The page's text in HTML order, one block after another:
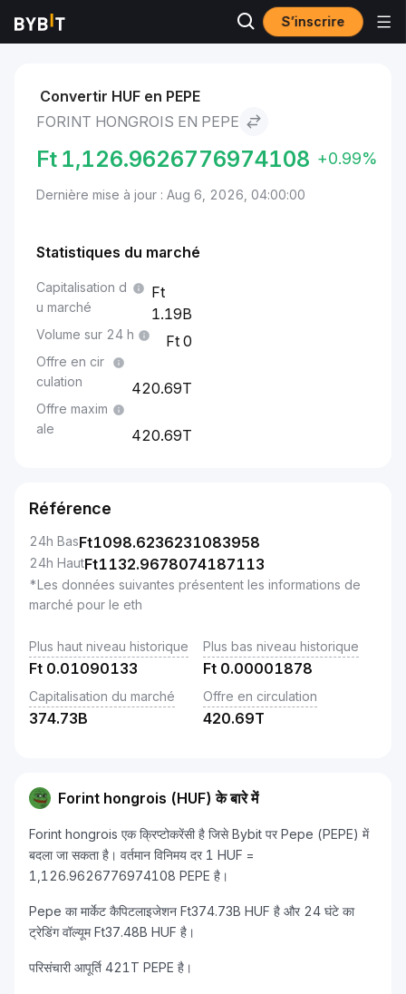
S’inscrire
Marchés Forint hongrois to Pepe
Convertir HUF en PEPE
FORINT HONGROIS EN PEPE
Ft 1,126.9626776974108 +0.99%
Dernière mise à jour : Aug 6, 2026, 04:00:00
Statistiques du marché
Capitalisation d
u marché
1.19B
Volume sur 24 h 0
Offre en cir
culation
420.69T
Offre maxim
ale
420.69T
Référence
24h BasFt1098.6236231083958
24h HautFt1132.9678074187113
*Les données suivantes présentent les informations de
marché pour le eth
Plus haut niveau historique
Ft 0.01090133
Plus bas niveau historique
Ft 0.00001878
Capitalisation du marché
374.73B
Offre en circulation
420.69T
Forint hongrois (HUF) के बारे में
Forint hongrois एक क्रिप्टोकरेंसी है जिसे Bybit पर Pepe (PEPE) में
बदला जा सकता है। वर्तमान विनिमय दर 1 HUF =
1,126.9626776974108 PEPE है।
Pepe का मार्केट कैपिटलाइजेशन Ft374.73B HUF है और 24 घंटे का
ट्रेडिंग वॉल्यूम Ft37.48B HUF है।
परिसंचारी आपूर्ति 421T PEPE है।